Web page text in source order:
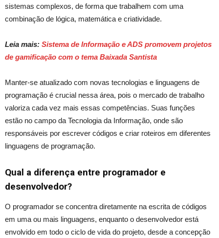
sistemas complexos, de forma que trabalhem com uma
combinação de lógica, matemática e criatividade.
Leia mais: Sistema de Informação e ADS promovem projetos
de gamificação com o tema Baixada Santista
Manter-se atualizado com novas tecnologias e linguagens de
programação é crucial nessa área, pois o mercado de trabalho
valoriza cada vez mais essas competências. Suas funções
estão no campo da Tecnologia da Informação, onde são
responsáveis por escrever códigos e criar roteiros em diferentes
linguagens de programação.
Qual a diferença entre programador e
desenvolvedor?
O programador se concentra diretamente na escrita de códigos
em uma ou mais linguagens, enquanto o desenvolvedor está
envolvido em todo o ciclo de vida do projeto, desde a concepção